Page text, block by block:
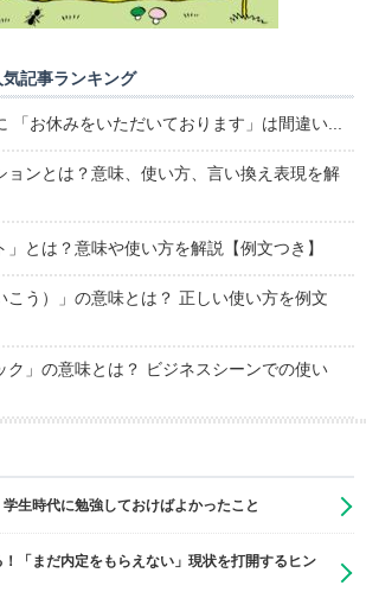
記事ランキング
「お休みをいただいております」は間違い...
ョンとは？意味、使い方、言い換え表現を解
」とは？意味や使い方を解説【例文つき】
こう）」の意味とは？ 正しい使い方を例文
ク」の意味とは？ ビジネスシーンでの使い
生時代に勉強しておけばよかったこと
「まだ内定をもらえない」現状を打開するヒン